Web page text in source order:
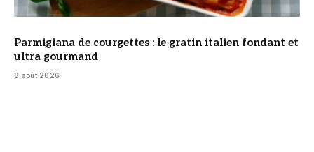
Parmigiana de courgettes : le gratin italien fondant et
ultra gourmand
8 août 2026